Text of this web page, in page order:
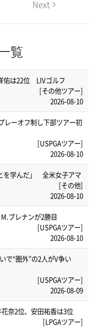
Next
覧
佑は22位 LIVゴルフ
[その他ツアー]
2026-08-10
ーオフ制し下部ツアー初
[USPGAツアー]
2026-08-10
を学んだ」 全米女子アマ
[その他]
2026-08-10
ブレナンが2勝目
[USPGAツアー]
2026-08-10
で“圏外”の2人がV争い
[USPGAツアー]
2026-08-09
奈2位、安田祐香は3位
[LPGAツアー]